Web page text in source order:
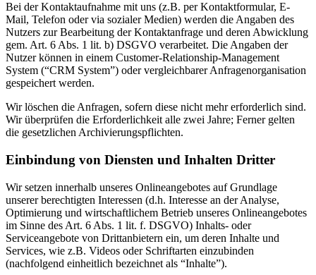
Bei der Kontaktaufnahme mit uns (z.B. per Kontaktformular, E-
Mail, Telefon oder via sozialer Medien) werden die Angaben des
Nutzers zur Bearbeitung der Kontaktanfrage und deren Abwicklung
gem. Art. 6 Abs. 1 lit. b) DSGVO verarbeitet. Die Angaben der
Nutzer können in einem Customer-Relationship-Management
System (“CRM System”) oder vergleichbarer Anfragenorganisation
gespeichert werden.
Wir löschen die Anfragen, sofern diese nicht mehr erforderlich sind.
Wir überprüfen die Erforderlichkeit alle zwei Jahre; Ferner gelten
die gesetzlichen Archivierungspflichten.
Einbindung von Diensten und Inhalten Dritter
Wir setzen innerhalb unseres Onlineangebotes auf Grundlage
unserer berechtigten Interessen (d.h. Interesse an der Analyse,
Optimierung und wirtschaftlichem Betrieb unseres Onlineangebotes
im Sinne des Art. 6 Abs. 1 lit. f. DSGVO) Inhalts- oder
Serviceangebote von Drittanbietern ein, um deren Inhalte und
Services, wie z.B. Videos oder Schriftarten einzubinden
(nachfolgend einheitlich bezeichnet als “Inhalte”).